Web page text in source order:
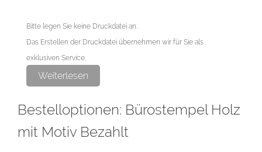
Bitte legen Sie keine Druckdatei an.
Das Erstellen der Druckdatei übernehmen wir für Sie als
exklusiven Service.
Weiterlesen
Bestelloptionen: Bürostempel Holz
mit Motiv Bezahlt